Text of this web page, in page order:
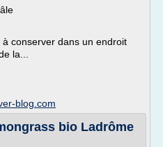
conserver dans un endroit
la...
blog.com
bio Ladrôme